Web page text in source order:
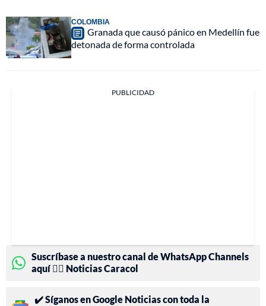
COLOMBIA
Granada que causó pánico en Medellín fue
detonada de forma controlada
PUBLICIDAD
Suscríbase a nuestro canal de WhatsApp Channels
aquí 👉🏻 Noticias Caracol
✔️ Síganos en Google Noticias con toda la